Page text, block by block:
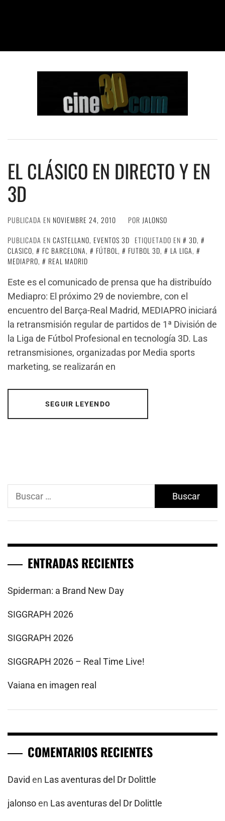
EL CLÁSICO EN DIRECTO Y EN
3D
PUBLICADA EN NOVIEMBRE 24, 2010 POR JALONSO
PUBLICADA EN CASTELLANO, EVENTOS 3D ETIQUETADO EN 3D,
CLASICO, FC BARCELONA, FÚTBOL, FUTBOL 3D, LA LIGA,
MEDIAPRO,
REAL MADRID
Este es el comunicado de prensa que ha distribuído
Mediapro: El próximo 29 de noviembre, con el
encuentro del Barça-Real Madrid, MEDIAPRO iniciará
la retransmisión regular de partidos de 1ª División de
la Liga de Fútbol Profesional en tecnología 3D. Las
retransmisiones, organizadas por Media sports
marketing, se realizarán en
SEGUIR LEYENDO
Buscar:
ENTRADAS RECIENTES
Spiderman: a Brand New Day
SIGGRAPH 2026
SIGGRAPH 2026
SIGGRAPH 2026 – Real Time Live!
Vaiana en imagen real
COMENTARIOS RECIENTES
David en Las aventuras del Dr Dolittle
jalonsoen Las aventuras del Dr Dolittle